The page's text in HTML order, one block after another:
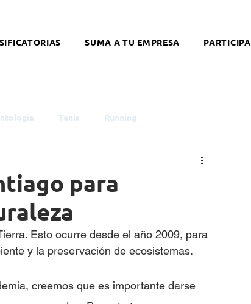
SUMA A TU EMPRESA PARTICIPA
Tenis Running
Género
Síndrome de Down
para
Esto ocurre desde el año 2009, para
y la preservación de ecosistemas.
creemos que es importante darse